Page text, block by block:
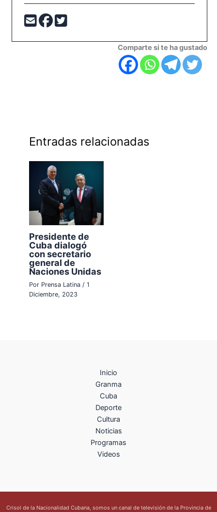
Comparte si te ha gustado
Entradas relacionadas
Presidente de
Cuba dialogó
con secretario
general de
Naciones Unidas
Por Prensa Latina/1
Diciembre, 2023
Inicio
Granma
Cuba
Deporte
Cultura
Noticias
Programas
Videos
Crisol de la Nacionalidad Cubana, somos un canal de televisión de la Provincia de